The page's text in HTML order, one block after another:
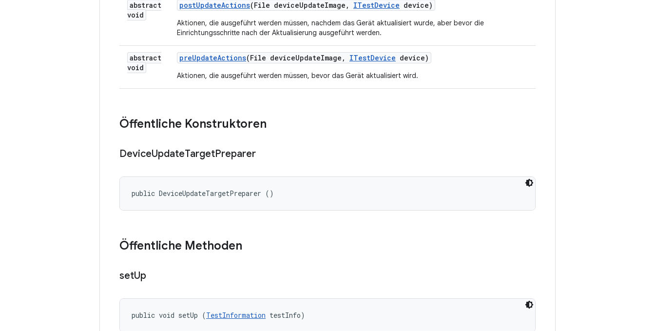
abstract
void
postUpdateActions(File deviceUpdateImage , ITestDevice device)
Aktionen, die ausgeführt werden müssen, nachdem das Gerät aktualisiert wurde, aber bevor die
Einrichtungsschritte nach der Aktualisierung ausgeführt werden.
abstract
void
preUpdateActions(File deviceUpdateImage , ITestDevice device)
Aktionen, die ausgeführt werden müssen, bevor das Gerät aktualisiert wird.
Öffentliche Konstruktoren
DeviceUpdateTargetPreparer
public DeviceUpdateTargetPreparer ()
Öffentliche Methoden
setUp
public void setUp (TestInformation testInfo)